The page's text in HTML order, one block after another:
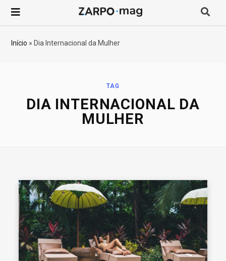
Início » Dia Internacional da Mulher
TAG
DIA INTERNACIONAL DA
MULHER